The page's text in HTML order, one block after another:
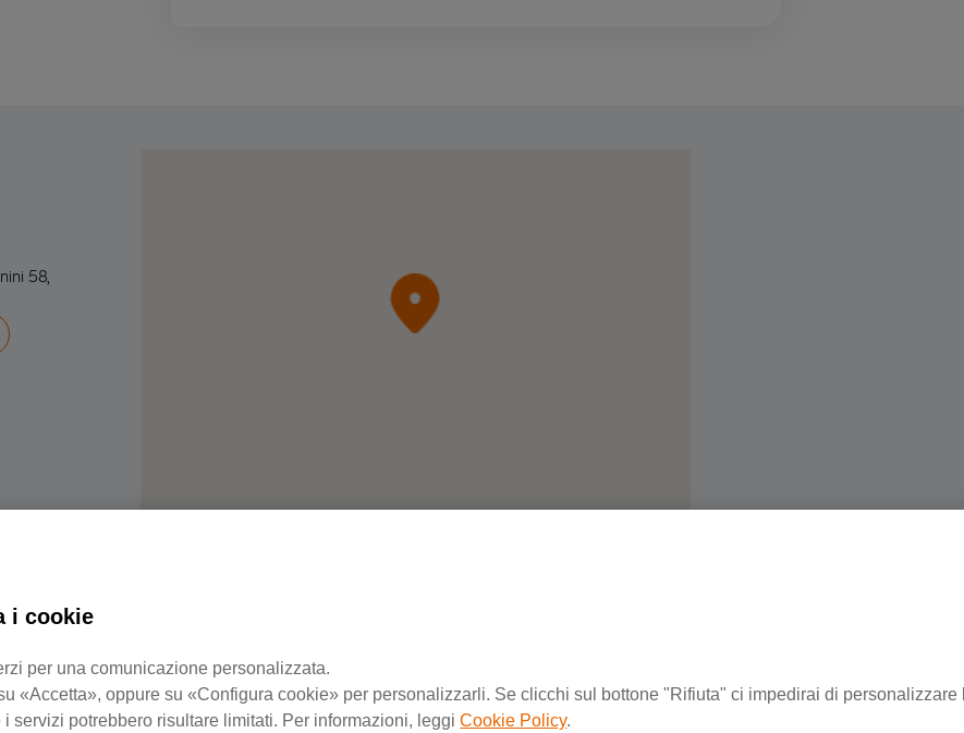
58,
Negozi di riparazione più vicini
i cookie
per una comunicazione personalizzata.
«Accetta», oppure su «Configura cookie» per personalizzarli. Se clicchi sul bottone "Rifiuta" ci impedirai di personalizzare
servizi potrebbero risultare limitati. Per informazioni, leggiCookie Policy.